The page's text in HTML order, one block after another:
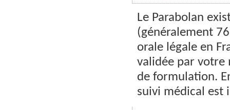
Le Parabolan
(généralement
orale légale en
validée par votre
de formulation.
suivi médical est